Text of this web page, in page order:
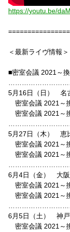
https://youtu.be/
＜最新ライヴ情報＞
■密室会議 2021 ～
5月 16日（日） 名
密室会議 2021 ～
密室会議 2021 ～
5月 27日（木） 恵
密室会議 2021 ～
密室会議 2021 ～
6月4日（金） 大阪
密室会議 2021 ～
密室会議 2021 ～
6月5日（土） 神戸
密室会議 2021 ～